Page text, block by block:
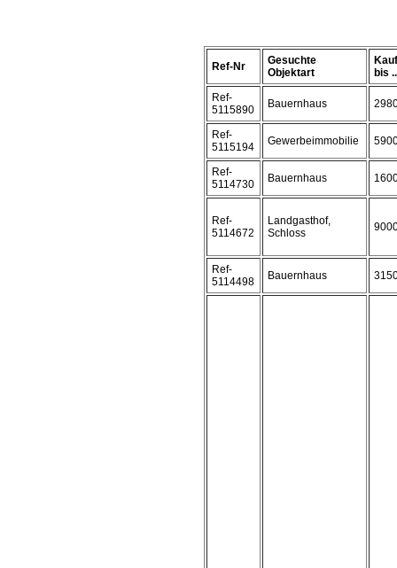
Ref-Nr
Gesuchte
Objektart
bis
Ref-
5115890
Bauernhaus
Ref-
5115194
Gewerbeimmobilie
Ref-
5114730
Bauernhaus
Ref-
5114672
Landgasthof,
Schloss
Ref-
5114498
Bauernhaus